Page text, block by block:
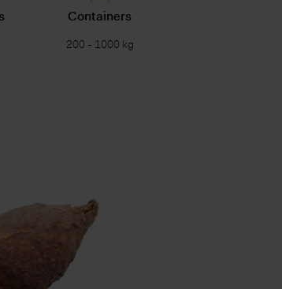
Containers
200 - 1000 kg